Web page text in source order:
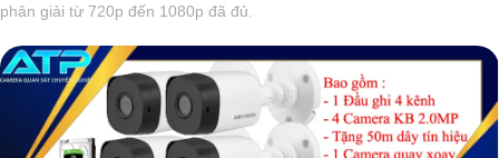
phân giải từ 720p đến 1080p đã đủ.